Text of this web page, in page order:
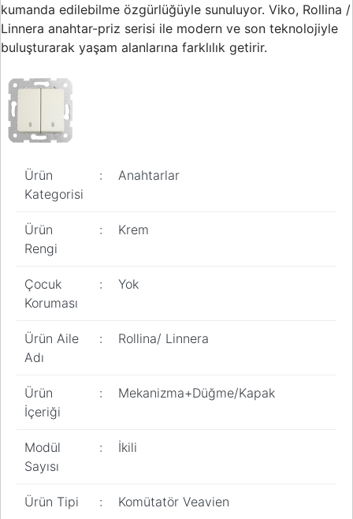
kumanda edilebilme özgürlüğüyle sunuluyor. Viko, Rollina /
Linnera anahtar-priz serisi ile modern ve son teknolojiyle
buluşturarak yaşam alanlarına farklılık getirir.
Ürün
Kategorisi
: Anahtarlar
Ürün
Rengi
: Krem
Çocuk
Koruması
: Yok
Ürün Aile
Adı
: Rollina/ Linnera
Ürün
İçeriği
: Mekanizma+Düğme/Kapak
Modül
Sayısı
: İkili
Ürün Tipi : Komütatör Veavien